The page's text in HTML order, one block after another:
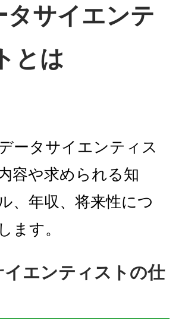
タサイエンテ
とは
ータサイエンティス
容や求められる知
、年収、将来性につ
ます。
イエンティストの仕